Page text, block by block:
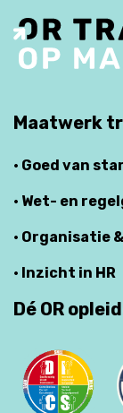
Maatwerk
· Goed van
· Wet- en
· Organisatie
· Inzicht in HR
Dé OR